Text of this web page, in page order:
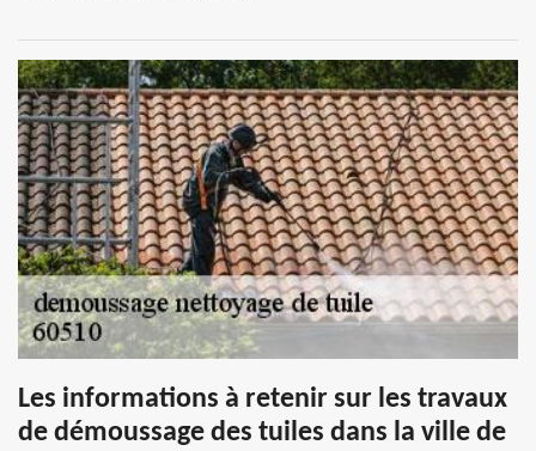
Les informations à retenir sur les travaux
de démoussage des tuiles dans la ville de